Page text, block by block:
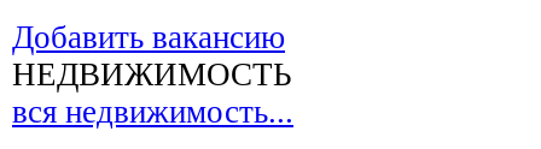
Добавить вакансию
НЕДВИЖИМОСТЬ
вся недвижимость...